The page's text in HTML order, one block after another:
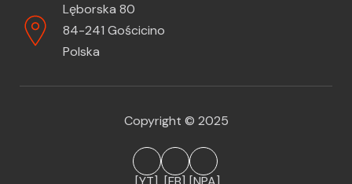
Lęborska 80
84-241 Gościcino
Polska
Copyright © 2025